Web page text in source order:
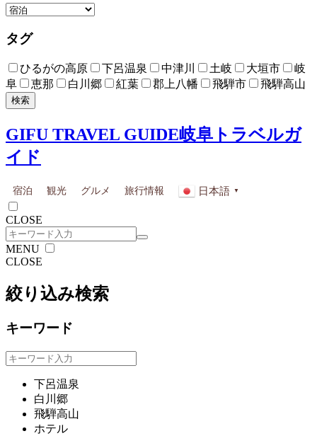
タグ
ひるがの高原 下呂温泉 中津川 土岐 大垣市
岐
阜
恵那 白川郷 紅葉 郡上八幡 飛騨市 飛騨高山
検索
GIFU TRAVEL GUIDE岐阜トラベルガ
イド
宿泊 観光 グルメ 旅行情報 日本語 ▼
CLOSE
MENU
CLOSE
絞り込み検索
キーワード
下呂温泉
白川郷
飛騨高山
ホテル